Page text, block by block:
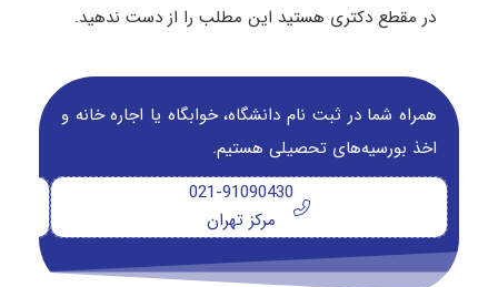
در مقطع دکتری هستید این مطلب را از دست ندهید.
همراه شما در ثبت نام دانشگاه‌، خوابگاه یا اجاره خانه و
اخذ بورسیه‌های تحصیلی هستیم.
021-91090430
مرکز تهران